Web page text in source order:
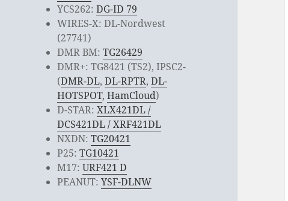
YCS262:DG-ID 79
WIRES-X: DL-Nordwest
(27741)
DMR BM:TG26429
DMR+: TG8421 (TS2), IPSC2-
(DMR-DL,DL-RPTR,DL-
HOTSPOT,HamCloud)
D-STAR:XLX421DL /
DCS421DL / XRF421DL
NXDN:TG20421
P25:TG10421
M17:URF421 D
PEANUT:YSF-DLNW